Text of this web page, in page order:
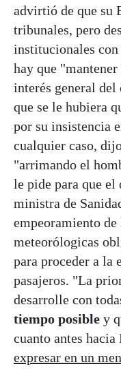
advirtió de que su
tribunales, pero
institucionales
hay que "mantener
interés general
que se le hubiera
por su insistencia
cualquier caso,
"arrimando el
le pide para que
ministra de
empeoramiento
meteorólogicas
para proceder a la
pasajeros. "La
desarrolle con
tiempo posible y
cuanto antes hacia
expresar en un